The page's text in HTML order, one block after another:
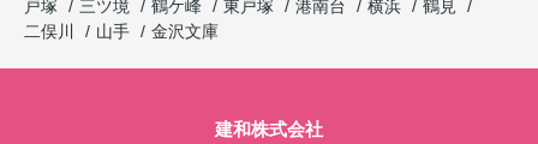
戸塚
三ツ境 鶴ケ峰 東戸塚 港南台 横浜
鶴見
二俣川
山手 金沢文庫
建和株式会社